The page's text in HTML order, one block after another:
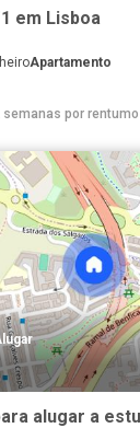
em Lisboa
Apartamento
semanas por rentumo